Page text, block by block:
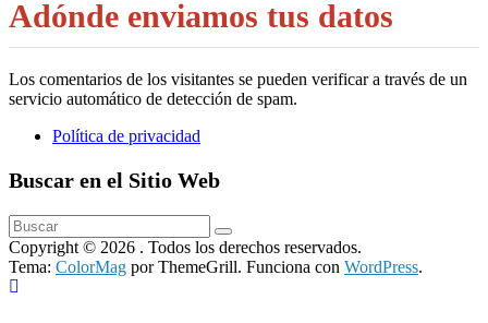
Adónde enviamos tus datos
Los comentarios de los visitantes se pueden verificar a través de un
servicio automático de detección de spam.
Política de privacidad
Buscar en el Sitio Web
Copyright © 2026 . Todos los derechos reservados.
Tema: ColorMag por ThemeGrill. Funciona con WordPress.